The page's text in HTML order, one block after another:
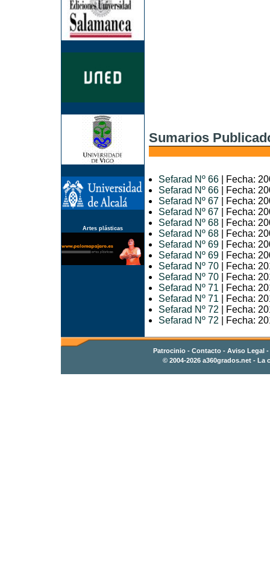
Artes plásticas
Sumarios
Sefarad Nº 66 | Fecha:
Sefarad Nº 66 | Fecha:
Sefarad Nº 67 | Fecha:
Sefarad Nº 67 | Fecha:
Sefarad Nº 68 | Fecha:
Sefarad Nº 68 | Fecha:
Sefarad Nº 69 | Fecha:
Sefarad Nº 69 | Fecha:
Sefarad Nº 70 | Fecha:
Sefarad Nº 70 | Fecha:
Sefarad Nº 71 | Fecha:
Sefarad Nº 71 | Fecha:
Sefarad Nº 72 | Fecha:
Sefarad Nº 72 | Fecha:
Patrocinio- Contacto- Aviso Legal -
© 2004-2026 a360grados.net- La